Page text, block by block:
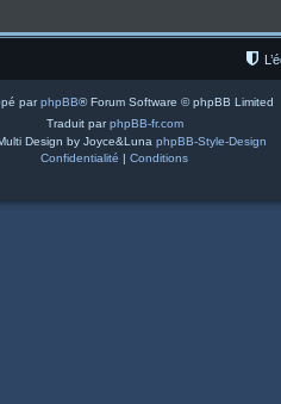
parphpBB® Forum Software © phpBB Limited
Traduit parphpBB-fr.com
Design by Joyce&Luna phpBB-Style-Design
Confidentialité | Conditions